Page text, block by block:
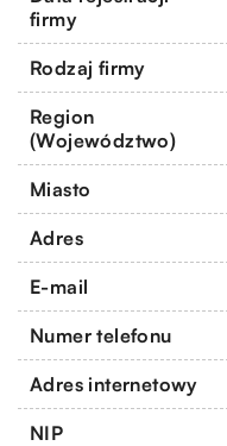
firmy
Rodzaj firmy
Region
(Województwo)
Miasto
Adres
E-mail
Numer telefonu
Adres internetowy
NIP